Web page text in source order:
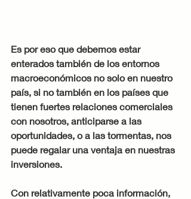
Es por eso que debemos estar
enterados también de los entornos
macroeconómicos no solo en nuestro
país, si no también en los países que
tienen fuertes relaciones comerciales
con nosotros, anticiparse a las
oportunidades, o a las tormentas, nos
puede regalar una ventaja en nuestras
inversiones.
Con relativamente poca información,